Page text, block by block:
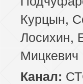
Курцын,
Лосихин,
Мицкевич
Канал: